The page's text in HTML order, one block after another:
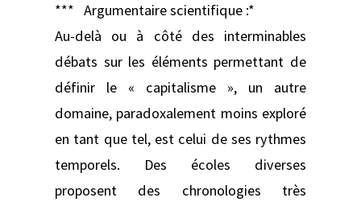
*** Argumentaire scientifique :*
Au-delà ou à côté des interminables
débats sur les éléments permettant de
définir le « capitalisme », un autre
domaine, paradoxalement moins exploré
en tant que tel, est celui de ses rythmes
temporels. Des écoles diverses
proposent des chronologies très